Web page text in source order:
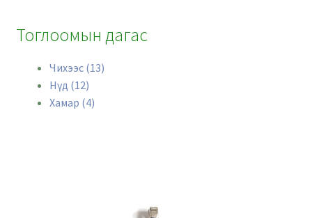
Тоглоомын дагас
Чихээс (13)
Нүд (12)
Хамар (4)